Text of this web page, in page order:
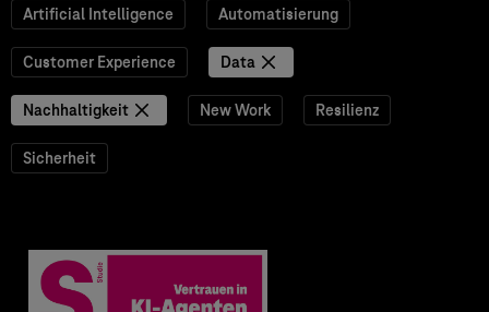
Artificial Intelligence Automatisierung
Customer Experience Data
Nachhaltigkeit New Work Resilienz
Sicherheit